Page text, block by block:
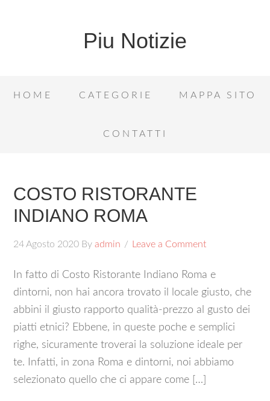
Piu Notizie
HOME CATEGORIE MAPPA SITO
CONTATTI
COSTO RISTORANTE
INDIANO ROMA
24 Agosto 2020 Byadmin Leave a Comment
In fatto di Costo Ristorante Indiano Roma e
dintorni, non hai ancora trovato il locale giusto, che
abbini il giusto rapporto qualità-prezzo al gusto dei
piatti etnici? Ebbene, in queste poche e semplici
righe, sicuramente troverai la soluzione ideale per
te. Infatti, in zona Roma e dintorni, noi abbiamo
selezionato quello che ci appare come […]